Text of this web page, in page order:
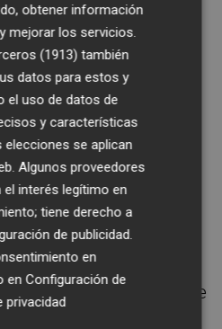
que en este
activados
apoyo a las
y participa con
de las BRIF, 26
4 aeronaves de
aéreas del
para acometer un
en todo el territorio
del Ministerio de
desarrolla
obtener información
mejorar los servicios.
(1913) también
datos para estos y
el uso de datos de
y características
elecciones se aplican
Algunos proveedores
el interés legítimo en
tiene derecho a
de publicidad
en
enConfiguración de
privacidad